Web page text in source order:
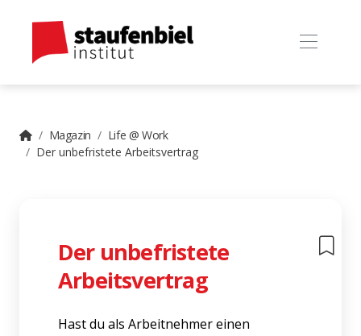
Magazin
Life @ Work
Der unbefristete Arbeitsvertrag
Der unbefristete
Arbeitsvertrag
Hast du als Arbeitnehmer einen